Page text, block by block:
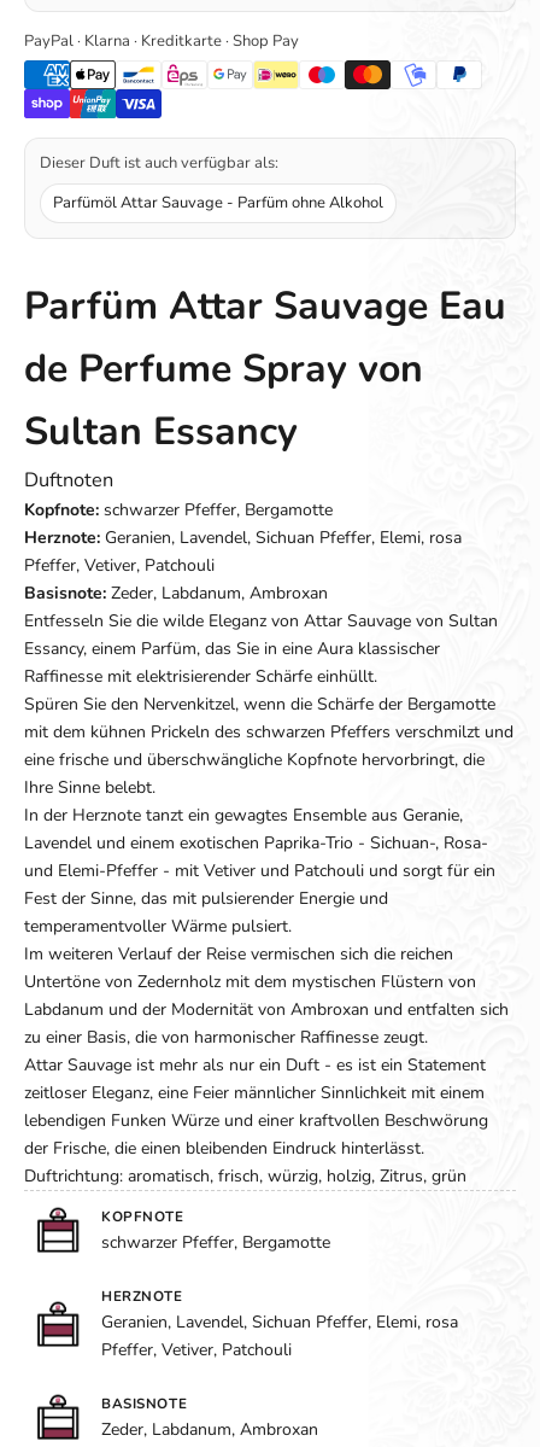
PayPal · Klarna · Kreditkarte · Shop Pay
Dieser Duft ist auch verfügbar als:
Parfümöl Attar Sauvage - Parfüm ohne Alkohol
Parfüm Attar Sauvage Eau
de Perfume Spray von
Sultan Essancy
Duftnoten
Kopfnote: schwarzer Pfeffer, Bergamotte
Herznote: Geranien, Lavendel, Sichuan Pfeffer, Elemi, rosa
Pfeffer, Vetiver, Patchouli
Basisnote: Zeder, Labdanum, Ambroxan
Entfesseln Sie die wilde Eleganz von Attar Sauvage von Sultan
Essancy, einem Parfüm, das Sie in eine Aura klassischer
Raffinesse mit elektrisierender Schärfe einhüllt.
Spüren Sie den Nervenkitzel, wenn die Schärfe der Bergamotte
mit dem kühnen Prickeln des schwarzen Pfeffers verschmilzt und
eine frische und überschwängliche Kopfnote hervorbringt, die
Ihre Sinne belebt.
In der Herznote tanzt ein gewagtes Ensemble aus Geranie,
Lavendel und einem exotischen Paprika-Trio - Sichuan-, Rosa-
und Elemi-Pfeffer - mit Vetiver und Patchouli und sorgt für ein
Fest der Sinne, das mit pulsierender Energie und
temperamentvoller Wärme pulsiert.
Im weiteren Verlauf der Reise vermischen sich die reichen
Untertöne von Zedernholz mit dem mystischen Flüstern von
Labdanum und der Modernität von Ambroxan und entfalten sich
zu einer Basis, die von harmonischer Raffinesse zeugt.
Attar Sauvage ist mehr als nur ein Duft - es ist ein Statement
zeitloser Eleganz, eine Feier männlicher Sinnlichkeit mit einem
lebendigen Funken Würze und einer kraftvollen Beschwörung
der Frische, die einen bleibenden Eindruck hinterlässt.
Duftrichtung: aromatisch, frisch, würzig, holzig, Zitrus, grün
KOPFNOTE
schwarzer Pfeffer, Bergamotte
HERZNOTE
Geranien, Lavendel, Sichuan Pfeffer, Elemi, rosa
Pfeffer, Vetiver, Patchouli
BASISNOTE
Zeder, Labdanum, Ambroxan